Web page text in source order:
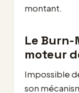
montant.
Le
moteur
Impossible
son